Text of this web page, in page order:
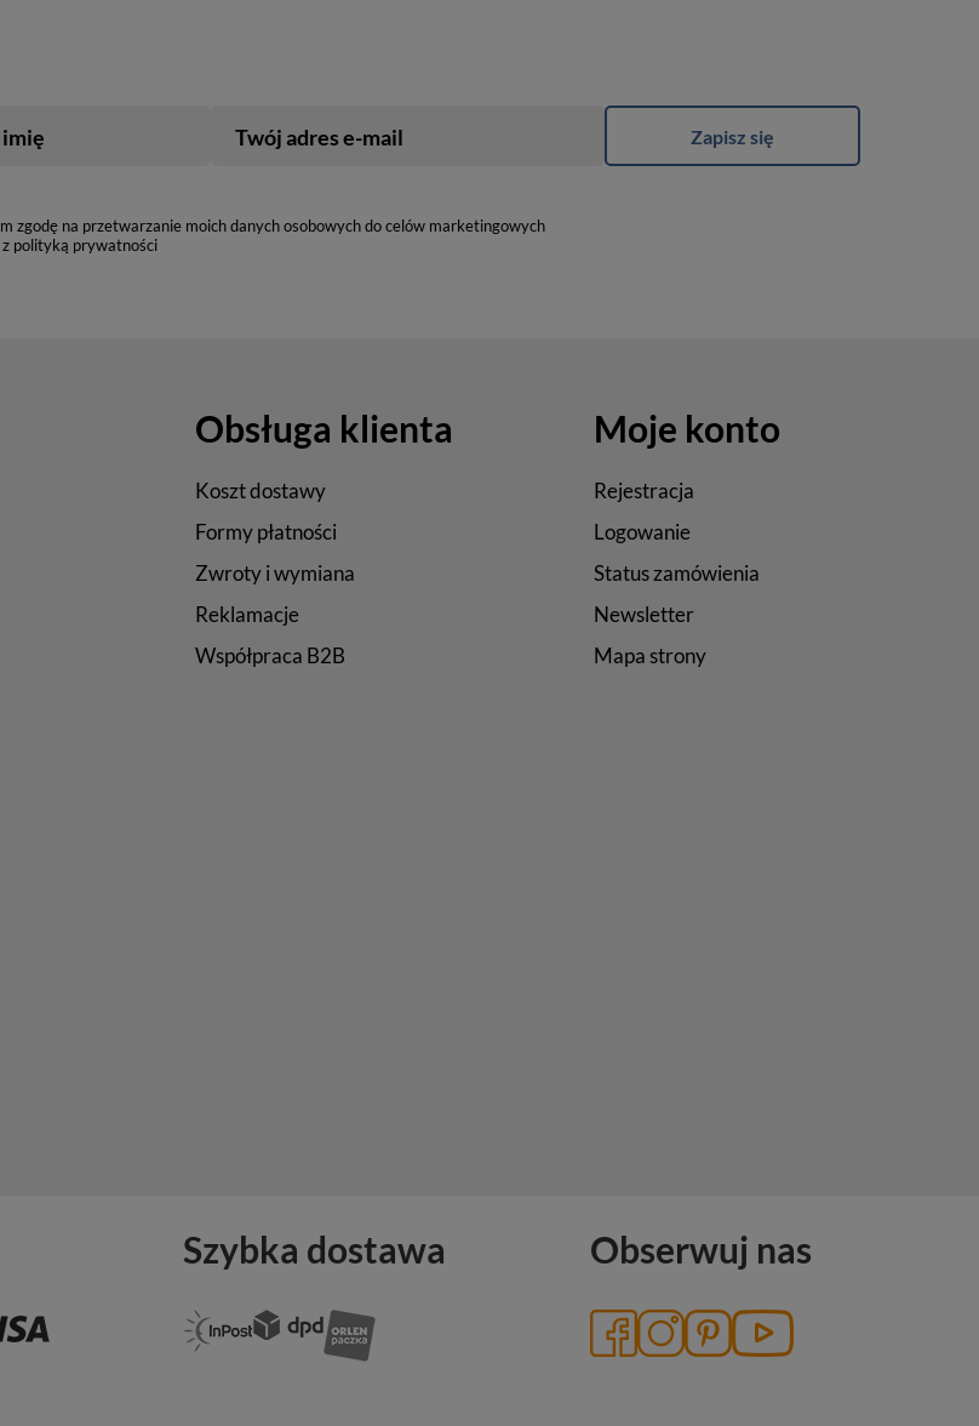
Twój adres e-mail Zapisz się
zgodę na przetwarzanie moich danych osobowych do celów marketingowych
z polityką prywatności
Obsługa klienta
Koszt dostawy
Formy płatności
Zwroty i wymiana
Reklamacje
Współpraca B2B
Moje konto
Rejestracja
Logowanie
Status zamówienia
Newsletter
Mapa strony
Szybka dostawa Obserwuj nas